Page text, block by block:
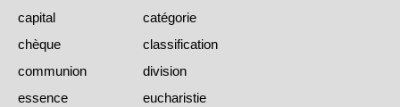
capital
catégorie
chèque
classification
communion
division
essence
eucharistie